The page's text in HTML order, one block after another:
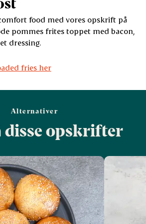
food med vores opskrift på
pommes frites toppet med bacon,
dressing.
fries her
Alternativer
disse opskrifter